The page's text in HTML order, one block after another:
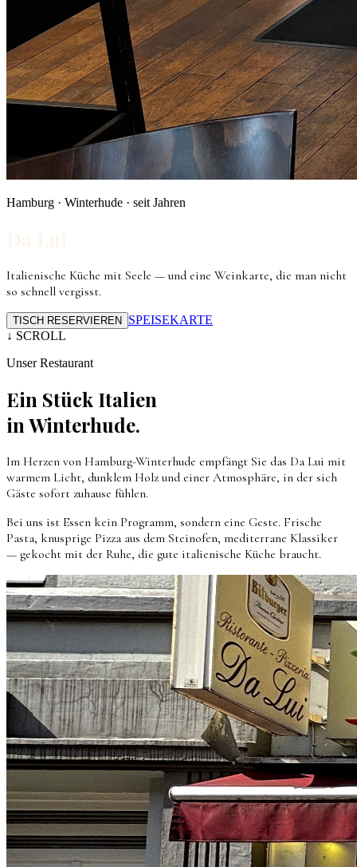
Hamburg · Winterhude · seit Jahren
Italienische Küche mit Seele — und eine Weinkarte, die man nicht
so schnell vergisst.
TISCH RESERVIEREN
SPEISEKARTE
↓ SCROLL
Unser Restaurant
Ein Stück Italien
in Winterhude.
Im Herzen von Hamburg-Winterhude empfängt Sie das Da Lui mit
warmem Licht, dunklem Holz und einer Atmosphäre, in der sich
Gäste sofort zuhause fühlen.
Bei uns ist Essen kein Programm, sondern eine Geste. Frische
Pasta, knusprige Pizza aus dem Steinofen, mediterrane Klassiker
— gekocht mit der Ruhe, die gute italienische Küche braucht.